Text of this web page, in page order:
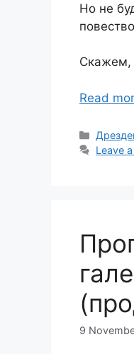
Но не
Скажем,
Read
Leave
9